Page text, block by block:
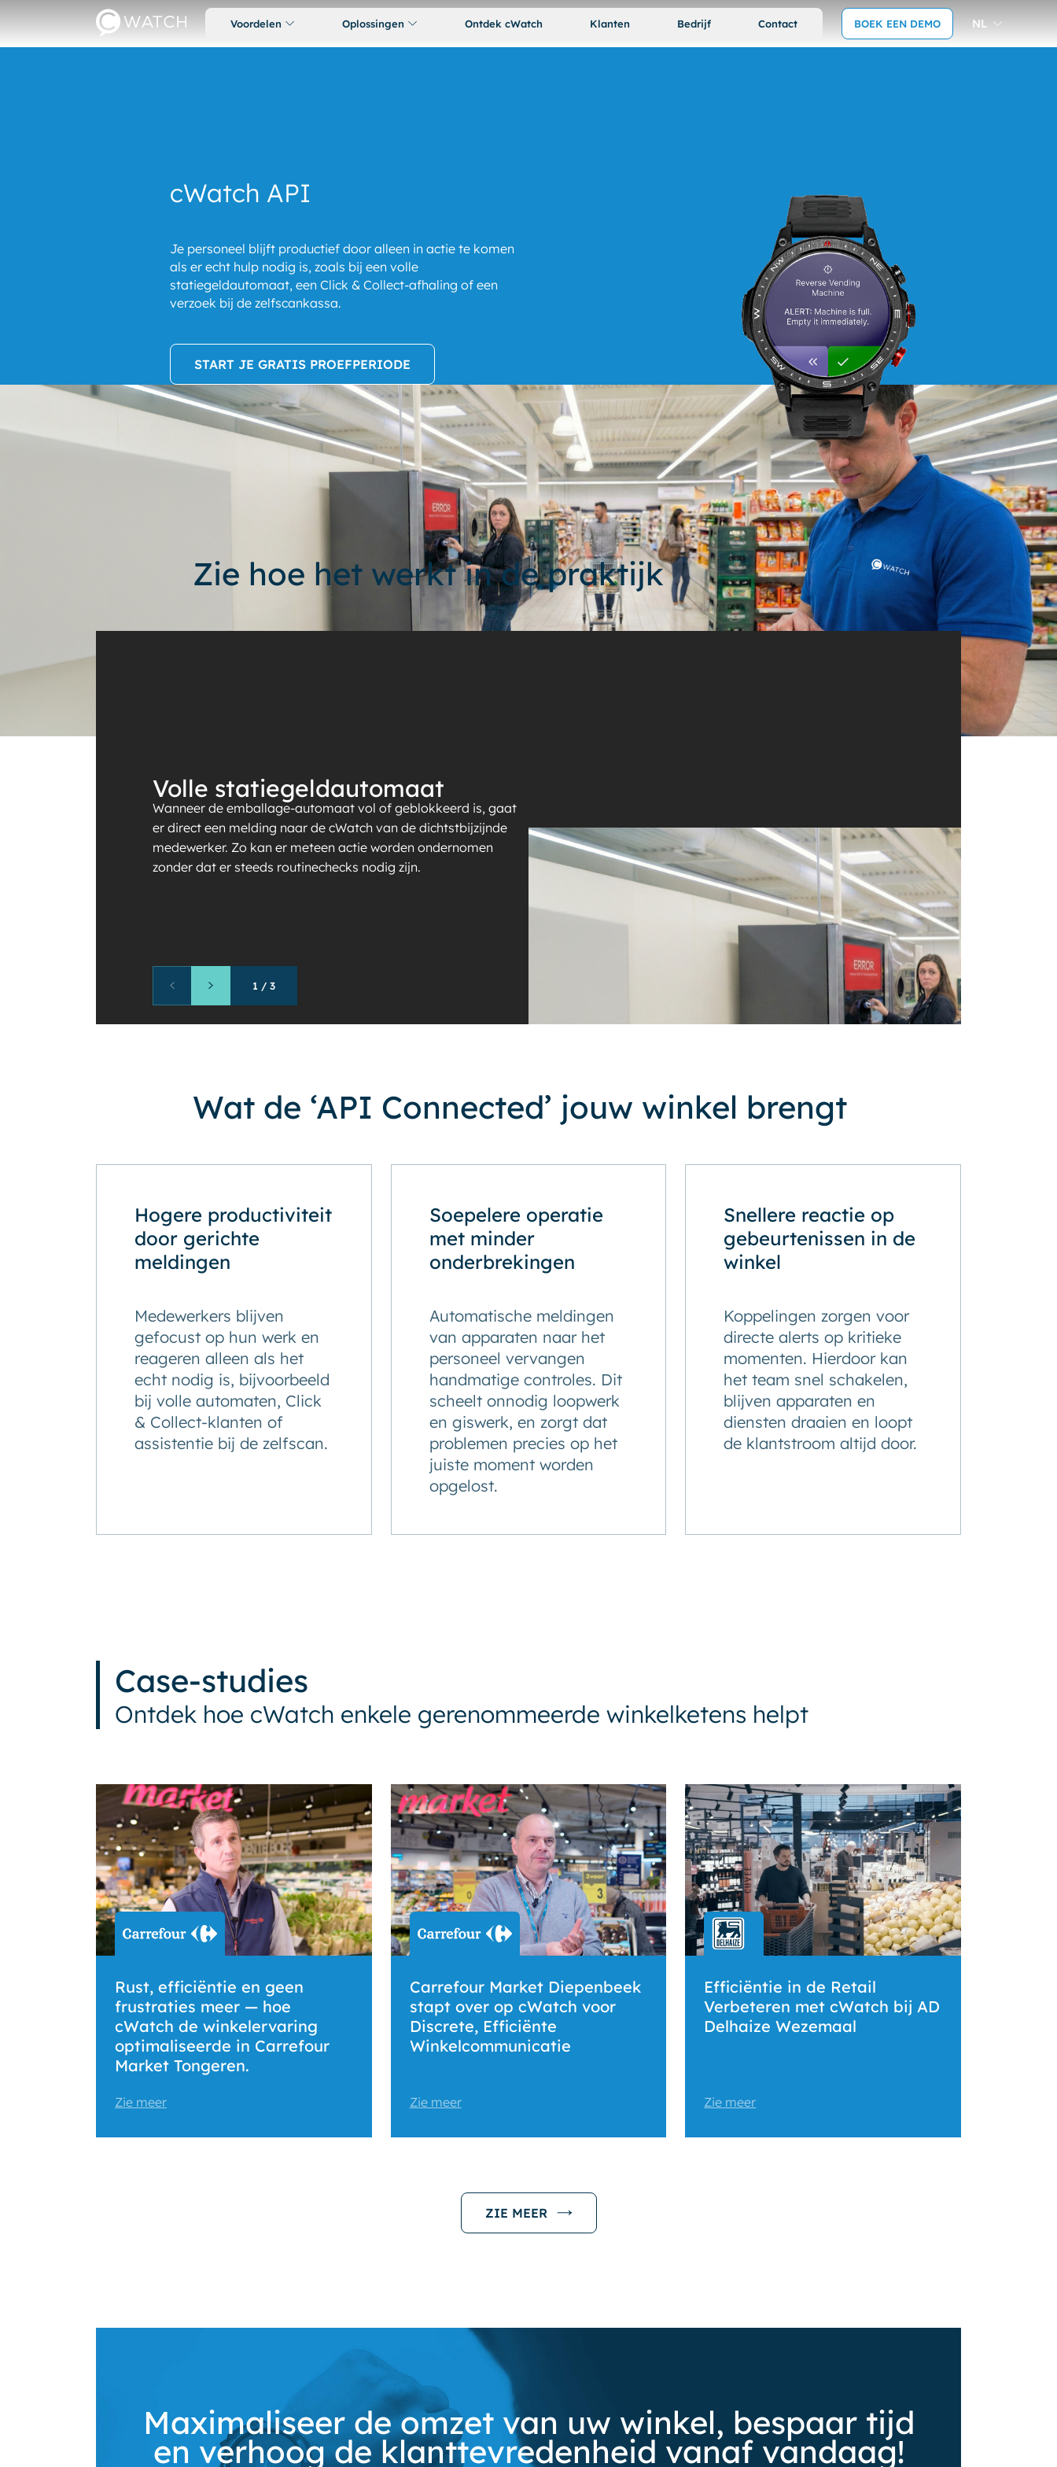
Voordelen Oplossingen Ontdek cWatch Klanten Bedrijf Contact BOEK EEN DEMO NL
cWatch API
Je personeel blijft productief door alleen in actie te komen
als er echt hulp nodig is, zoals bij een volle
statiegeldautomaat, een Click & Collect-afhaling of een
verzoek bij de zelfscankassa.
START JE GRATIS PROEFPERIODE
Zie hoe het werkt in de praktijk
Volle statiegeldautomaat
Wanneer de emballage-automaat vol of geblokkeerd is, gaat
er direct een melding naar de cWatch van de dichtstbijzijnde
medewerker. Zo kan er meteen actie worden ondernomen
zonder dat er steeds routinechecks nodig zijn.
1 / 3
Wat de ‘API Connected’ jouw winkel brengt
Hogere productiviteit
door gerichte
meldingen
Medewerkers blijven
gefocust op hun werk en
reageren alleen als het
echt nodig is, bijvoorbeeld
bij volle automaten, Click
& Collect-klanten of
assistentie bij de zelfscan.
Soepelere operatie
met minder
onderbrekingen
Automatische meldingen
van apparaten naar het
personeel vervangen
handmatige controles. Dit
scheelt onnodig loopwerk
en giswerk, en zorgt dat
problemen precies op het
juiste moment worden
opgelost.
Snellere reactie op
gebeurtenissen in de
winkel
Koppelingen zorgen voor
directe alerts op kritieke
momenten. Hierdoor kan
het team snel schakelen,
blijven apparaten en
diensten draaien en loopt
de klantstroom altijd door.
Case-studies
Ontdek hoe cWatch enkele gerenommeerde winkelketens helpt
Rust, efficiëntie en geen
frustraties meer — hoe
cWatch de winkelervaring
optimaliseerde in Carrefour
Market Tongeren.
Zie meer
Carrefour Market Diepenbeek
stapt over op cWatch voor
Discrete, Efficiënte
Winkelcommunicatie
Zie meer
Efficiëntie in de Retail
Verbeteren met cWatch bij AD
Delhaize Wezemaal
Zie meer
ZIE MEER
Maximaliseer de omzet van uw winkel, bespaar tijd
en verhoog de klanttevredenheid vanaf vandaag!